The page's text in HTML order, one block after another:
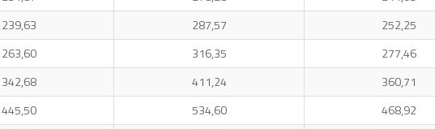
239,63 287,57 252,25
263,60 316,35 277,46
342,68 411,24 360,71
445,50 534,60 468,92